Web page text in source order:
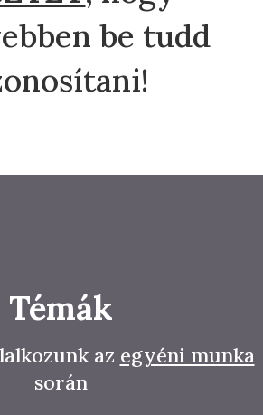
be tudd
Témák
az egyéni munka
során